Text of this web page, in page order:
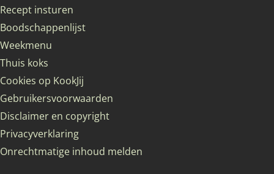
Recept insturen
Boodschappenlijst
Weekmenu
Thuis koks
Cookies op KookJij
Gebruikersvoorwaarden
Disclaimer en copyright
Privacyverklaring
Onrechtmatige inhoud melden